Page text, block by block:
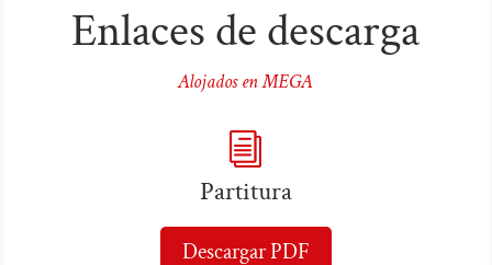
Enlaces de descarga
Alojados en MEGA
i
Partitura
Descargar PDF